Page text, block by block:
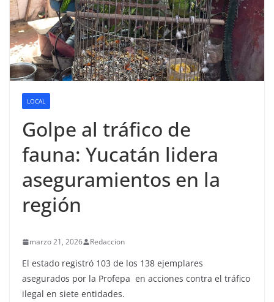
LOCAL
Golpe al tráfico de
fauna: Yucatán lidera
aseguramientos en la
región
marzo 21, 2026 Redaccion
El estado registró 103 de los 138 ejemplares
asegurados por la Profepa en acciones contra el tráfico
ilegal en siete entidades.